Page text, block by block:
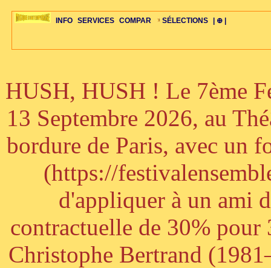
INFO
ÉDITORIAUX ACTUS-CONCERTS HISTOIRE PAYS STYLES-ÉCOLES
SERVICES
MAJ-LISTE ARCH-CONCERTS LIENS RADIOS VIDÉOS PLAN FAQS
COMPAR
SÉLECTION GUIDE-EXPRESS ŒUVRES BIOGRAPHIES PERSPECTIVE
SÉLECTIONS
SÉLECTION COMPOS-INTRO COMPO-INDIV ŒUVRES-INDIV
| ⊕ |
20ÈME PARAL 1001 CD TOP-REC BONUS-ROMANS BONUS-FILMS
CELLO-C
ALTO-C
VIOLON-C
PIANO-CONC GRAND-
HUSH, HUSH ! Le 7ème
13 Septembre 2026, au
bordure de Paris, avec un
(https://
d'appliquer à un ami
contractuelle de 30% pour
Christophe Bertrand